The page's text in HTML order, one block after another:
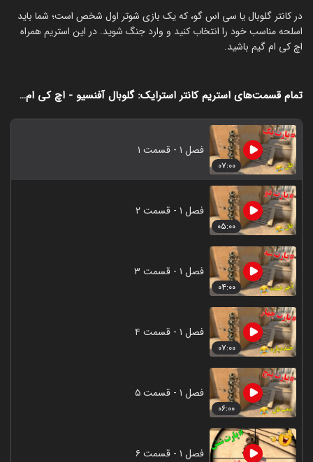
‏در کانتر گلوبال یا سی اس گو، که یک بازی شوتر اول شخص است؛ شما باید
اسلحه مناسب خود را انتخاب کنید و وارد جنگ شوید. در این استریم همراه
اچ کی ام گیم باشید.
تمام قسمت‌های استریم کانتر استرایک: گلوبال آفنسیو - اچ کی ام گیم
۰۷:۰۰
فصل ۱ - قسمت ۱
۰۵:۰۰
فصل ۱ - قسمت ۲
۰۴:۰۰
فصل ۱ - قسمت ۳
۰۷:۰۰
فصل ۱ - قسمت ۴
۰۶:۰۰
فصل ۱ - قسمت ۵
فصل ۱ - قسمت ۶